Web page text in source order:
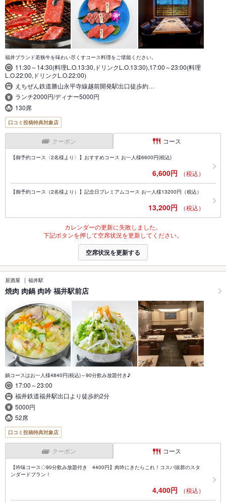
福井ブランド若狭牛を味わい尽くすコース料理をご堪能ください。
11:30～14:30(料理L.O.13:30,ドリンクL.O.13:30),17:00～23:00(料理
L.O.22:00,ドリンクL.O.22:00)
えちぜん鉄道勝山永平寺線越前開発駅出口徒歩約…
ランチ2000円/ディナー5000円
130席
口コミ投稿特典対象店
クーポン コース
【御予約コース〈2名様より〉】おすすめコース お一人様6600円(税込)
6,600円 （税込）
【御予約コース（2名様より）】記念日プレミアムコース お一人様13200円（税込）
13,200円 （税込）
カレンダーの更新に失敗しました。
下記ボタンを押して空席状況を更新してください。
空席状況を更新する
居酒屋 福井駅
焼肉 肉鍋 肉吟 福井駅前店
鍋コースはお一人様4840円(税込)～90分飲み放題付き♪
17:00～23:00
福井鉄道福井駅出口より徒歩約2分
5000円
52席
口コミ投稿特典対象店
クーポン コース
【吟味コース◇90分飲み放題付き 4400円】肉吟にきたらこれ！コスパ抜群のスタ
ンダードプラン！
4,400円 （税込）